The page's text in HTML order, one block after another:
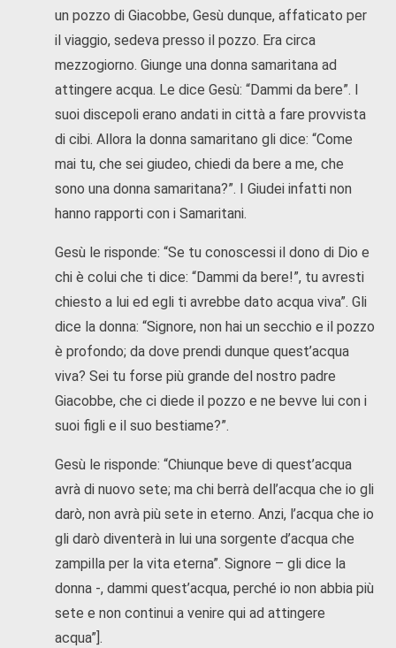
un pozzo di Giacobbe, Gesù dunque, affaticato per
il viaggio, sedeva presso il pozzo. Era circa
mezzogiorno. Giunge una donna samaritana ad
attingere acqua. Le dice Gesù: “Dammi da bere”. I
suoi discepoli erano andati in città a fare provvista
di cibi. Allora la donna samaritano gli dice: “Come
mai tu, che sei giudeo, chiedi da bere a me, che
sono una donna samaritana?”. I Giudei infatti non
hanno rapporti con i Samaritani.
Gesù le risponde: “Se tu conoscessi il dono di Dio e
chi è colui che ti dice: “Dammi da bere!”, tu avresti
chiesto a lui ed egli ti avrebbe dato acqua viva”. Gli
dice la donna: “Signore, non hai un secchio e il pozzo
è profondo; da dove prendi dunque quest’acqua
viva? Sei tu forse più grande del nostro padre
Giacobbe, che ci diede il pozzo e ne bevve lui con i
suoi figli e il suo bestiame?”.
Gesù le risponde: “Chiunque beve di quest’acqua
avrà di nuovo sete; ma chi berrà dell’acqua che io gli
darò, non avrà più sete in eterno. Anzi, l’acqua che io
gli darò diventerà in lui una sorgente d’acqua che
zampilla per la vita eterna”. Signore – gli dice la
donna -, dammi quest’acqua, perché io non abbia più
sete e non continui a venire qui ad attingere
acqua”].